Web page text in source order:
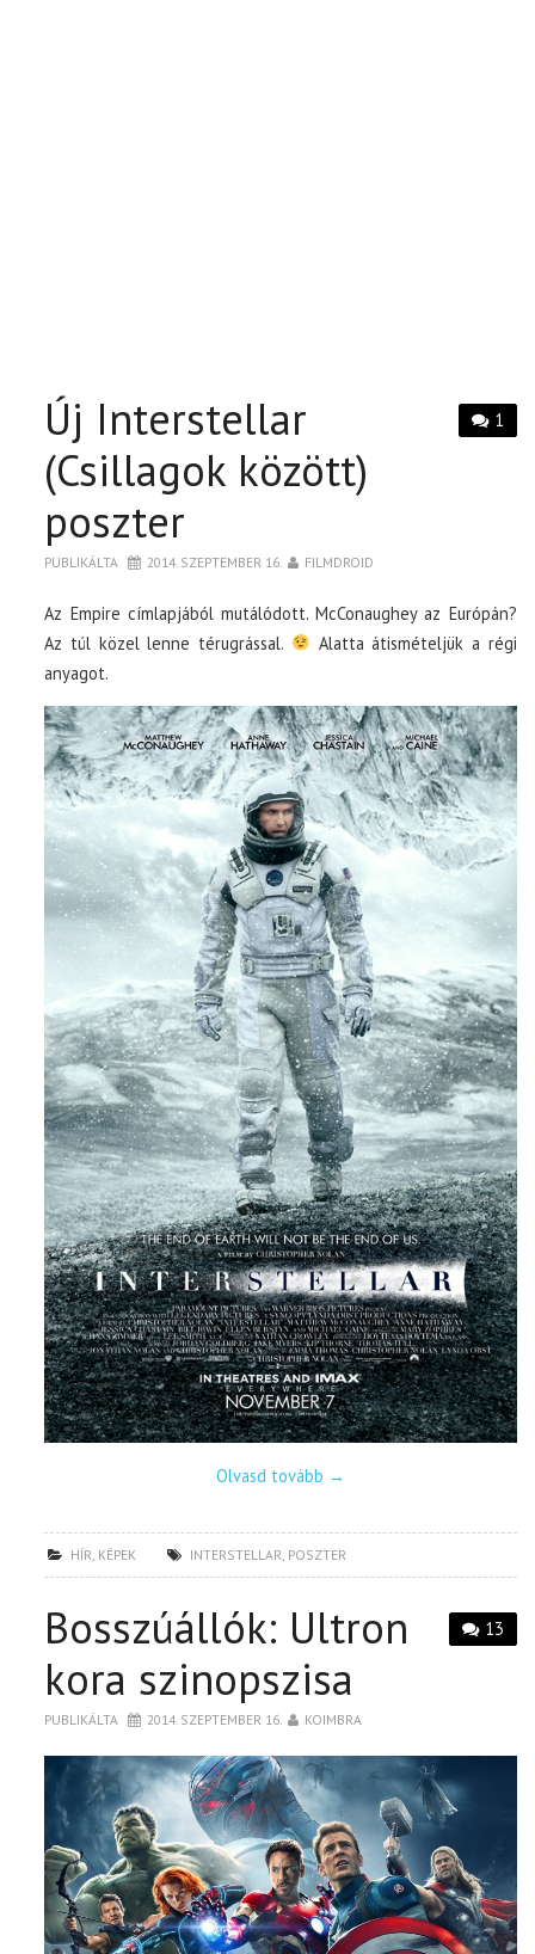
1
Új Interstellar
(Csillagok között)
poszter
PUBLIKÁLTA 2014. SZEPTEMBER 16. FILMDROID
Az Empire címlapjából mutálódott. McConaughey az Európán?
Az túl közel lenne térugrással.
Alatta átismételjük a régi
anyagot.
Olvasd tovább →
HÍR, KÉPEK INTERSTELLAR, POSZTER
13
Bosszúállók: Ultron
kora szinopszisa
PUBLIKÁLTA 2014. SZEPTEMBER 16. KOIMBRA